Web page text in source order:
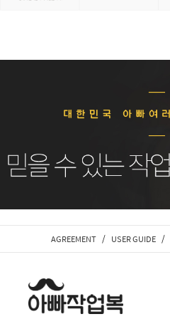
AGREEMENT / USER GUIDE /